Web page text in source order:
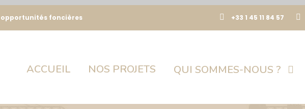
opportunités foncières +33 1 45 11 84 57
ACCUEIL NOS PROJETS QUI SOMMES-NOUS ?